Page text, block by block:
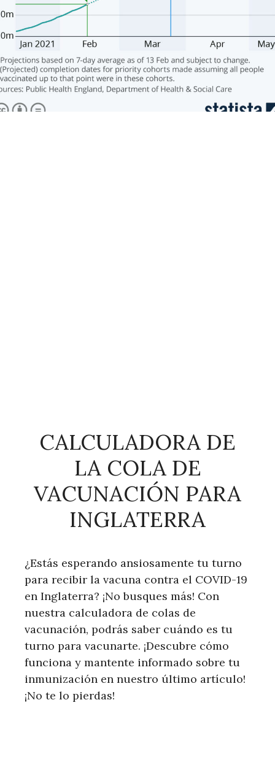
CALCULADORA DE
LA COLA DE
VACUNACIÓN PARA
INGLATERRA
¿Estás esperando ansiosamente tu turno
para recibir la vacuna contra el COVID-19
en Inglaterra? ¡No busques más! Con
nuestra calculadora de colas de
vacunación, podrás saber cuándo es tu
turno para vacunarte. ¡Descubre cómo
funciona y mantente informado sobre tu
inmunización en nuestro último artículo!
¡No te lo pierdas!